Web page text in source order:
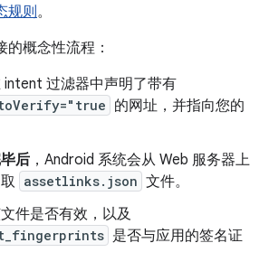
规则。
概念性流程：
intent 过滤器中声明了带有
的网址，并指向您的
后 ，Android 系统会从 Web 服务器上
assetlinks.json 文件。
件是否有效，以及
是否与应用的签名证